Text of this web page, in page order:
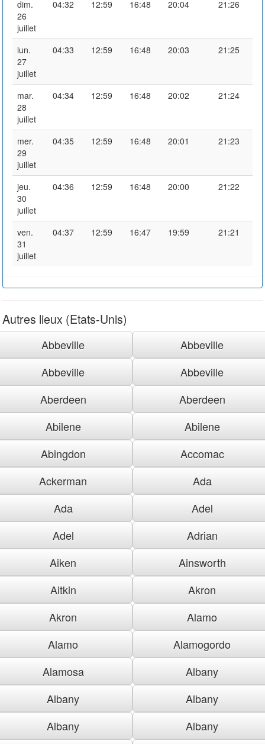
dim.
26
juillet
04:32 12:59 16:48 20:04 21:26
lun.
27
juillet
04:33 12:59 16:48 20:03 21:25
mar.
28
juillet
04:34 12:59 16:48 20:02 21:24
mer.
29
juillet
04:35 12:59 16:48 20:01 21:23
jeu.
30
juillet
04:36 12:59 16:48 20:00 21:22
ven.
31
juillet
04:37 12:59 16:47 19:59 21:21
Autres lieux (Etats-Unis)
Abbeville
Abbeville
Abbeville
Abbeville
Aberdeen
Aberdeen
Abilene
Abilene
Abingdon
Accomac
Ackerman
Ada
Ada
Adel
Adel
Adrian
Aiken
Ainsworth
Aitkin
Akron
Akron
Alamo
Alamo
Alamogordo
Alamosa
Albany
Albany
Albany
Albany
Albany